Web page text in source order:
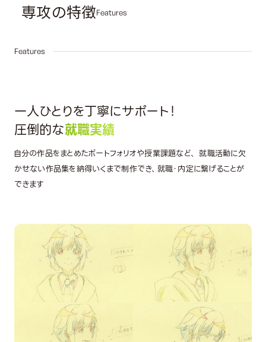
専攻の特徴Features
Features01
一人ひとりを丁寧にサポート！
圧倒的な就職実績
自分の作品をまとめたポートフォリオや授業課題など、 就職活動に欠
かせない作品集を納得いくまで制作でき、就職・内定に繋げることが
できます